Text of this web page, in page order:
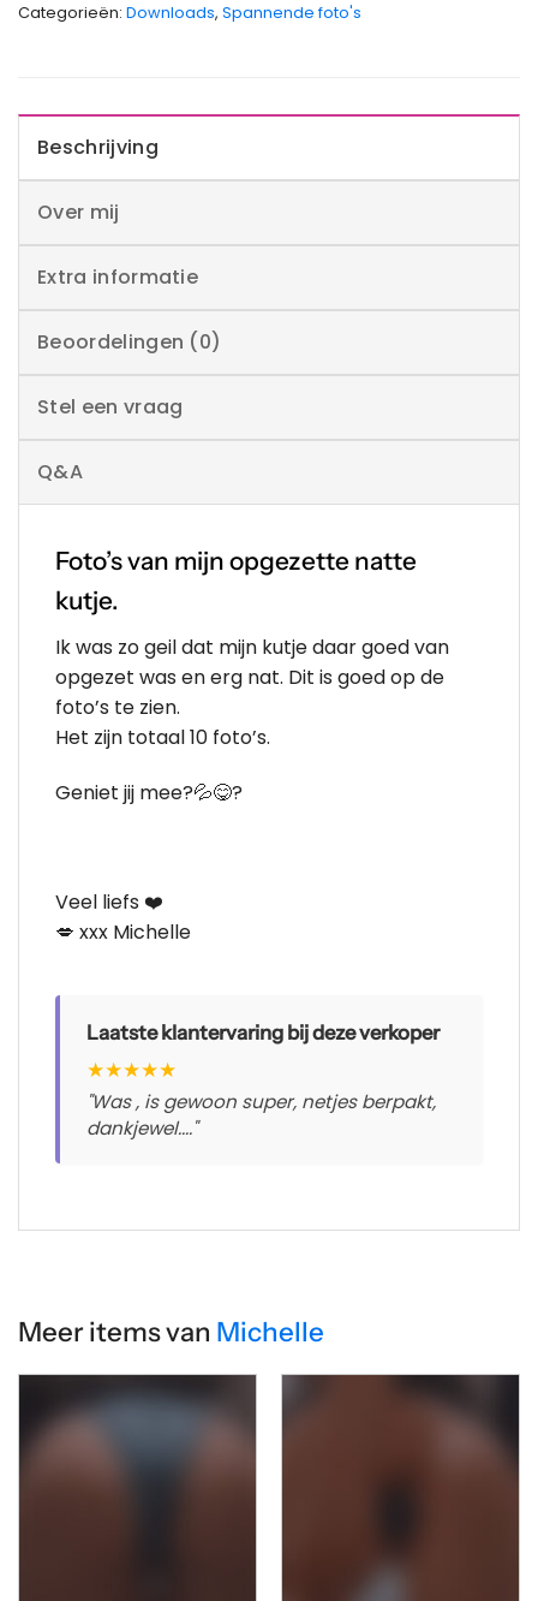
Categorieën: Downloads, Spannende foto's
Beschrijving
Over mij
Extra informatie
Beoordelingen (0)
Stel een vraag
Q&A
Foto’s van mijn opgezette natte
kutje.
Ik was zo geil dat mijn kutje daar goed van
opgezet was en erg nat. Dit is goed op de
foto’s te zien.
Het zijn totaal 10 foto’s.
Geniet jij mee?💦😋?
Veel liefs ❤️
💋 xxx Michelle
Laatste klantervaring bij deze verkoper
★★★★★
"Was , is gewoon super, netjes berpakt,
dankjewel...."
Meer items van Michelle